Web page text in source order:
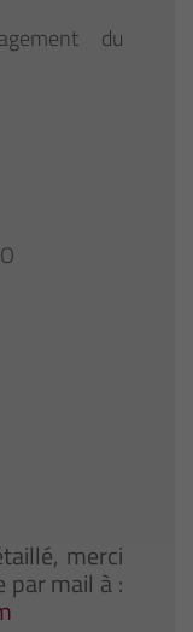
du
merci
par mail à :